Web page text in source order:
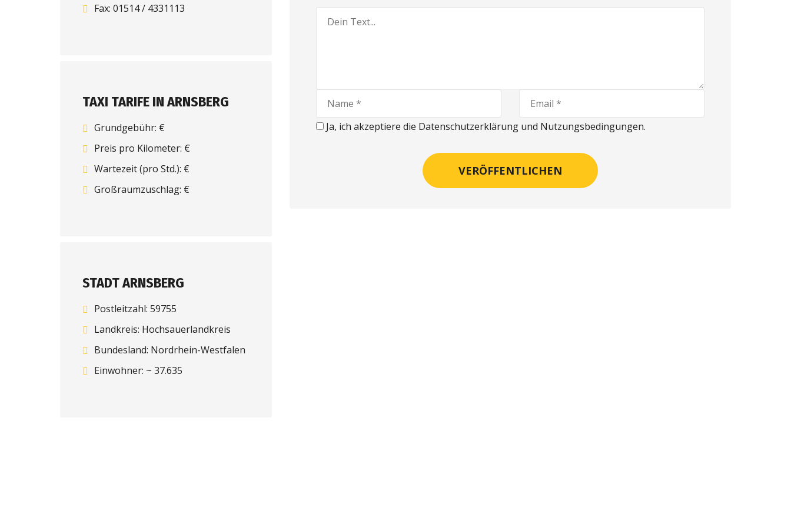
Fax: 01514 / 4331113
TAXI TARIFE IN ARNSBERG
Grundgebühr: €
Preis pro Kilometer: €
Wartezeit (pro Std.): €
Großraumzuschlag: €
STADT ARNSBERG
Postleitzahl: 59755
Landkreis: Hochsauerlandkreis
Bundesland: Nordrhein-Westfalen
Einwohner: ~ 37.635
Ja, ich akzeptiere die Datenschutzerklärung und Nutzungsbedingungen.